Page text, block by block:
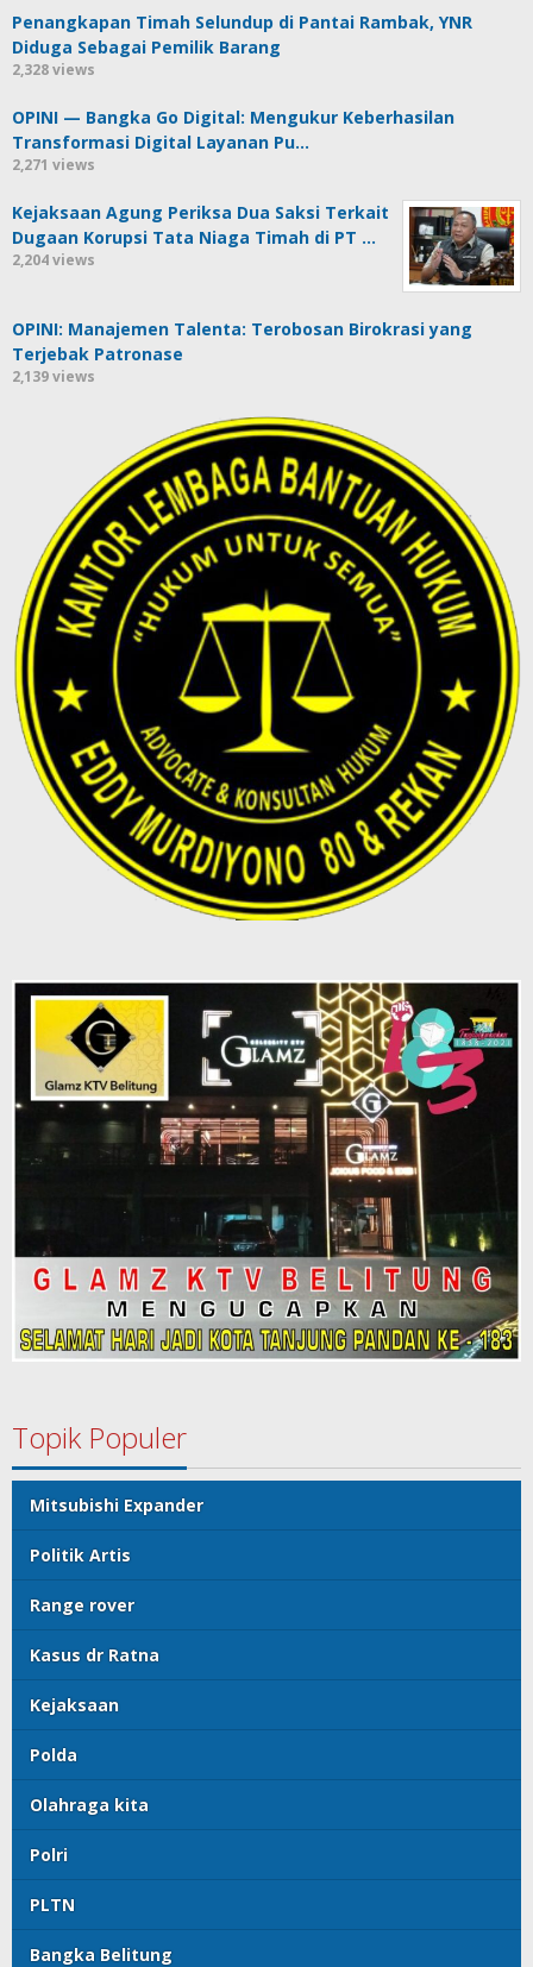
Penangkapan Timah Selundup di Pantai Rambak, YNR
Diduga Sebagai Pemilik Barang
2,328 views
OPINI — Bangka Go Digital: Mengukur Keberhasilan
Transformasi Digital Layanan Pu…
2,271 views
Kejaksaan Agung Periksa Dua Saksi Terkait
Dugaan Korupsi Tata Niaga Timah di PT …
2,204 views
OPINI: Manajemen Talenta: Terobosan Birokrasi yang
Terjebak Patronase
2,139 views
Topik Populer
Mitsubishi Expander
Politik Artis
Range rover
Kasus dr Ratna
Kejaksaan
Polda
Olahraga kita
Polri
PLTN
Bangka Belitung